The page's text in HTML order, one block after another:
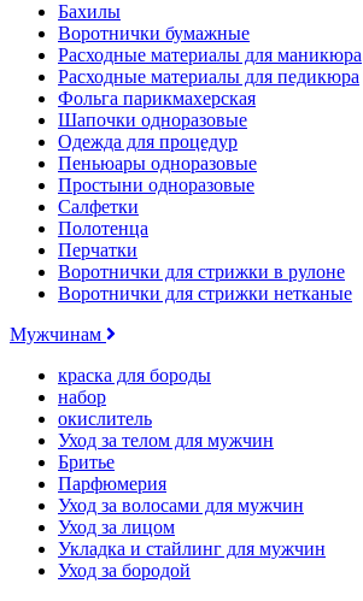
Бахилы
Воротнички бумажные
Расходные материалы для маникюра
Расходные материалы для педикюра
Фольга парикмахерская
Шапочки одноразовые
Одежда для процедур
Пеньюары одноразовые
Простыни одноразовые
Салфетки
Полотенца
Перчатки
Воротнички для стрижки в рулоне
Воротнички для стрижки нетканые
Мужчинам
краска для бороды
набор
окислитель
Уход за телом для мужчин
Бритье
Парфюмерия
Уход за волосами для мужчин
Уход за лицом
Укладка и стайлинг для мужчин
Уход за бородой